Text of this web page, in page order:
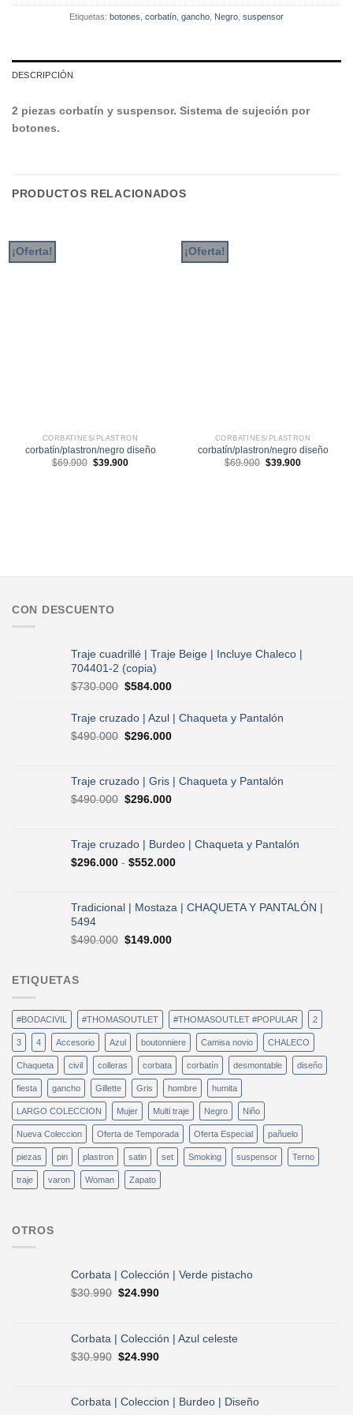
Etiquetas: botones corbatín gancho Negro suspensor
DESCRIPCIÓN
2 piezas corbatín y suspensor. Sistema de sujeción por
botones.
PRODUCTOS RELACIONADOS
¡Oferta!
CORBATINES/PLASTRON
corbatín/plastron/negro diseño
$69.900 El
$39.900El
¡Oferta!
CORBATINES/PLASTRON
corbatín/plastron/negro diseño
$69.900 El
$39.900El
CON DESCUENTO
Traje cuadrillé | Traje Beige | Incluye Chaleco |
704401-2 (copia)
$730.000 El
original
era:
$730.000.
$584.000El
actual
es:
Traje cruzado | Azul | Chaqueta y Pantalón
$490.000 El
era:
$490.000.
$296.000El
es:
Traje cruzado | Gris | Chaqueta y Pantalón
$490.000 El
era:
$490.000.
$296.000El
es:
Traje cruzado | Burdeo | Chaqueta y Pantalón
$296.000 - $552.000Rango
desde
Tradicional | Mostaza | CHAQUETA Y PANTALÓN |
5494
$490.000 El
$149.000El
ETIQUETAS
#BODACIVIL #THOMASOUTLET #THOMASOUTLET #POPULAR 2
3 4 Accesorio Azul boutonniere Camisa novio CHALECO
Chaqueta civil colleras corbata corbatín desmontable diseño
fiesta gancho Gillette Gris hombre humita
LARGO COLECCION Mujer Multi traje Negro Niño
Nueva Coleccion Oferta de Temporada Oferta Especial pañuelo
piezas pin plastron satin set Smoking suspensor Terno
traje varon Woman Zapato
OTROS
Corbata | Colección | Verde pistacho
$30.990 El
era:
$24.990El
es:
$24.990.
Corbata | Colección | Azul celeste
$30.990 El
era:
$24.990El
es:
Corbata | Coleccion | Burdeo | Diseño